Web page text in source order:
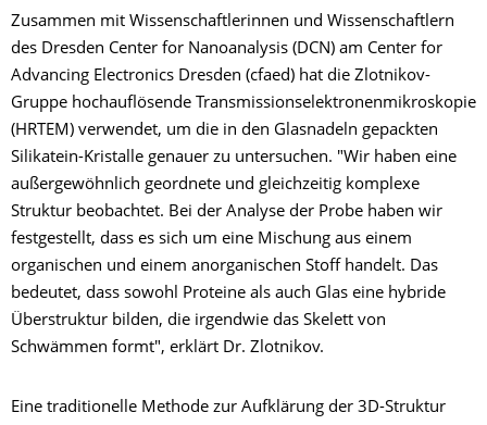
Zusammen mit Wissenschaftlerinnen und Wissenschaftlern
des Dresden Center for Nanoanalysis (DCN) am Center for
Advancing Electronics Dresden (cfaed) hat die Zlotnikov-
Gruppe hochauflösende Transmissionselektronenmikroskopie
(HRTEM) verwendet, um die in den Glasnadeln gepackten
Silikatein-Kristalle genauer zu untersuchen. "Wir haben eine
außergewöhnlich geordnete und gleichzeitig komplexe
Struktur beobachtet. Bei der Analyse der Probe haben wir
festgestellt, dass es sich um eine Mischung aus einem
organischen und einem anorganischen Stoff handelt. Das
bedeutet, dass sowohl Proteine als auch Glas eine hybride
Überstruktur bilden, die irgendwie das Skelett von
Schwämmen formt", erklärt Dr. Zlotnikov.
Eine traditionelle Methode zur Aufklärung der 3D-Struktur